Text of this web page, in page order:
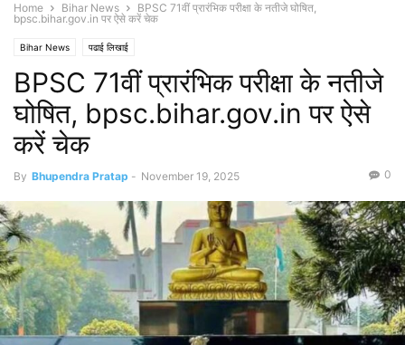
Home Bihar News
BPSC 71वीं प्रारंभिक परीक्षा के नतीजे घोषित,
bpsc.bihar.gov.in पर ऐसे करें चेक
Bihar News पढाई लिखाई
BPSC 71वीं प्रारंभिक परीक्षा के नतीजे
घोषित, bpsc.bihar.gov.in पर ऐसे
करें चेक
By Bhupendra Pratap - November 19, 2025 0